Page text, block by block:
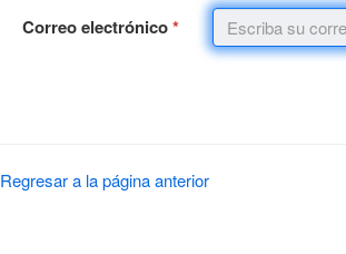
Correo electrónico*
Regresar a la página anterior